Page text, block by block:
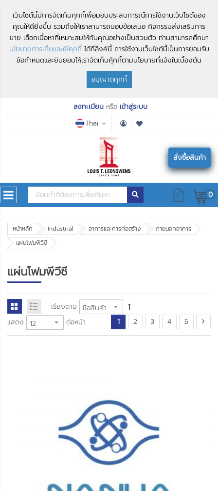
เว็บไซต์นี้มีการจัดเก็บคุกกี้เพื่อมอบประสบการณ์การใช้งานเว็บไซต์ของ
คุณให้ดียิ่งขึ้น รวมถึงให้เราสามารถมอบข้อเสนอ กิจกรรมส่งเสริมการ
ขาย เลือกเนื้อหาที่เหมาะสมให้กับคุณอย่างเป็นส่วนตัว ท่านสามารถศึกษา
นโยบายการเก็บและใช้คุกกี้ ได้ที่ลิงค์นี้ การใช้งานเว็บไซต์นี้เป็นการยอมรับ
ข้อกำหนดและยินยอมให้เราจัดเก็บคุ้กกี้ตามนโยบายที่แจ้งในเบื้องต้น
อนุญาตคุกกี้
ลงทะเบียนหรือ เข้าสู่ระบบ
Thai
สั่งซื้อสินค้า
0
หน้าหลัก Industrial อาคารและการก่อสร้าง
ภายนอกอาคาร
แผ่นโฟมพีวีซี
แผ่นโฟมพีวีซี
เรียงตาม
แสดง
ต่อหน้า 1 2 3 4 5